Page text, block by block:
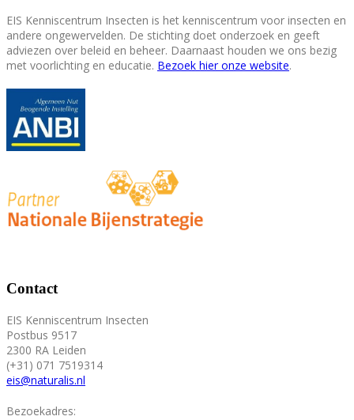
EIS Kenniscentrum Insecten is het kenniscentrum voor insecten en
andere ongewervelden. De stichting doet onderzoek en geeft
adviezen over beleid en beheer. Daarnaast houden we ons bezig
met voorlichting en educatie. Bezoek hier onze website.
Contact
EIS Kenniscentrum Insecten
Postbus 9517
2300 RA Leiden
(+31) 071 7519314
eis@naturalis.nl
Bezoekadres: